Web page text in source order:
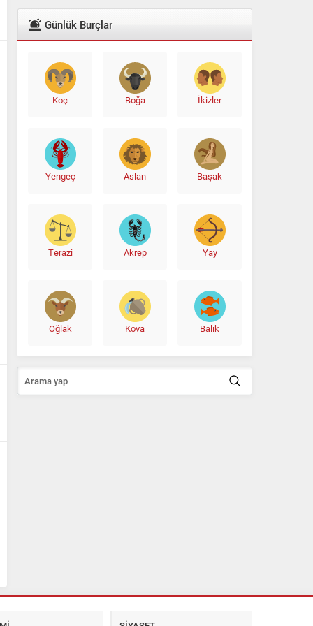
Günlük Burçlar
Koç Boğa İkizler
Yengeç Aslan Başak
Terazi Akrep Yay
Oğlak Kova Balık